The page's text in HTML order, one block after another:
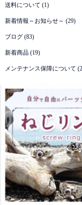
送料について (1)
新着情報～お知らせ～ (29)
ブログ (83)
新着商品 (19)
メンテナンス保障について